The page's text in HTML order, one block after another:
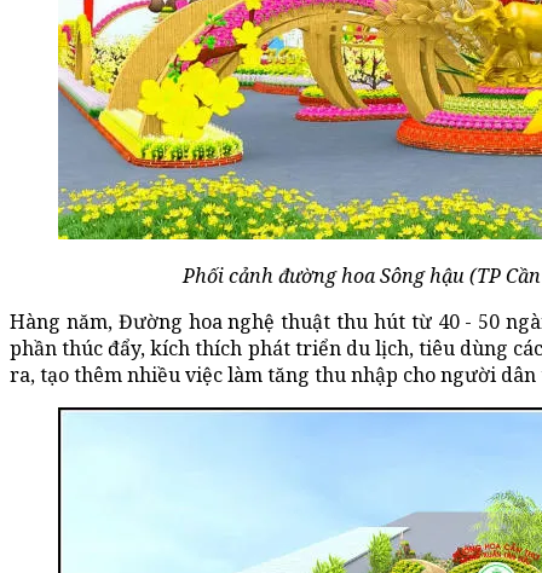
Phối cảnh đường hoa Sông hậu (TP
Hàng năm, Đường hoa nghệ thuật thu hút từ 40 - 50
phần thúc đẩy, kích thích phát triển du lịch, tiêu dùng
ra, tạo thêm nhiều việc làm tăng thu nhập cho người